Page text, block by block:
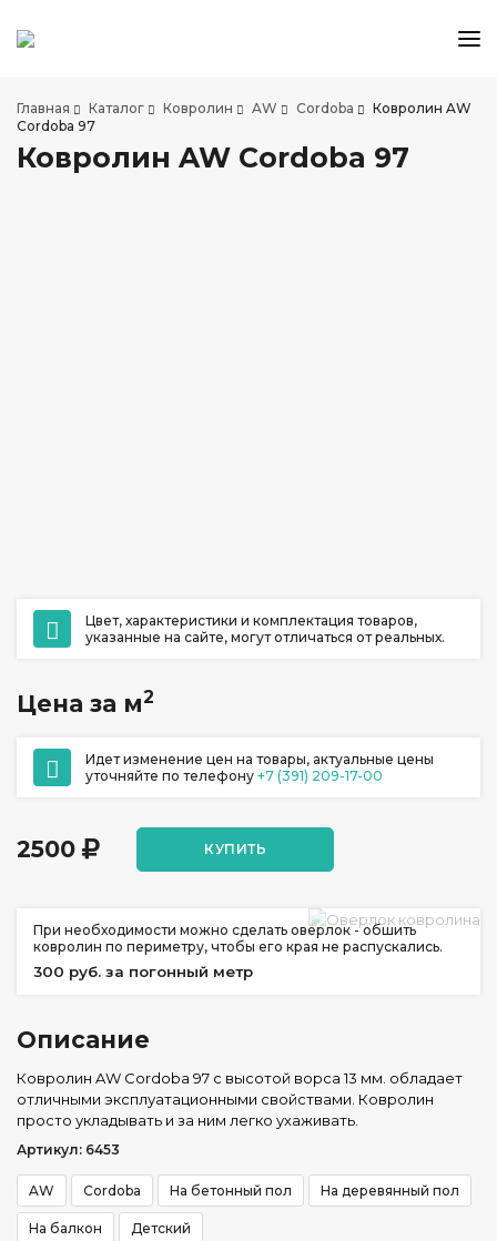
АКЦИИ И СКИДКИ
О КОМПАНИИ
ежедневно с 10:00 до 20:00
Главная Каталог Ковролин AW Cordoba
Ковролин AW
Cordoba 97
Ковролин AW Cordoba 97
Цвет, характеристики и комплектация товаров,
указанные на сайте, могут отличаться от реальных.
Цена за м2
Идет изменение цен на товары, актуальные цены
уточняйте по телефону +7 (391) 209-17-00
2500 КУПИТЬ
При необходимости можно сделать оверлок - обшить
ковролин по периметру, чтобы его края не распускались.
300 руб. за погонный метр
Описание
Ковролин AW Cordoba 97 с высотой ворса 13 мм. обладает
отличными эксплуатационными свойствами. Ковролин
просто укладывать и за ним легко ухаживать.
Артикул: 6453
AW Cordoba На бетонный пол На деревянный пол
На балкон Детский